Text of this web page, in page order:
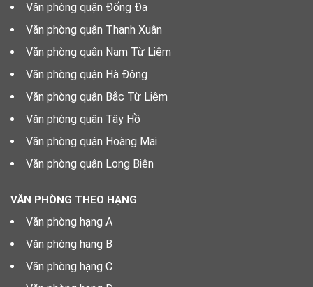
Văn phòng quận Đống Đa
Văn phòng quận Thanh Xuân
Văn phòng quận Nam Từ Liêm
Văn phòng quận Hà Đông
Văn phòng quận Bắc Từ Liêm
Văn phòng quận Tây Hồ
Văn phòng quận Hoàng Mai
Văn phòng quận Long Biên
VĂN PHÒNG THEO HẠNG
Văn phòng hạng A
Văn phòng hạng B
Văn phòng hạng C